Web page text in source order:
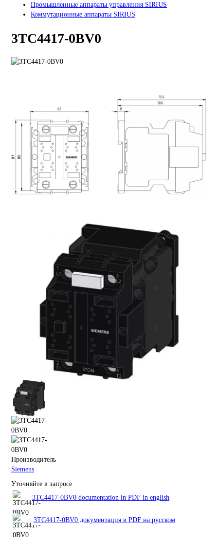
Промышленные аппараты управления SIRIUS
Коммутационные аппараты SIRIUS
3TC4417-0BV0
Производитель
Siemens
Уточняйте в запросе
3TC4417-0BV0 documentation in PDF in english
3TC4417-0BV0 документация в PDF на русском